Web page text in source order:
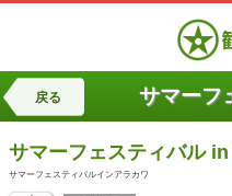
戻る サマーフ
サマーフェスティバル in
サマーフェスティバルインアラカワ